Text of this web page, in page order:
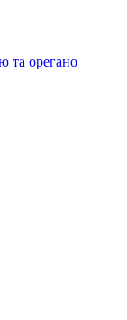
та орегано